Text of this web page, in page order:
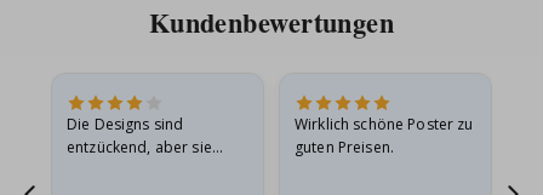
Kundenbewertungen
Die Designs sind
entzückend, aber sie
Wirklich schöne Poster zu
guten Preisen.